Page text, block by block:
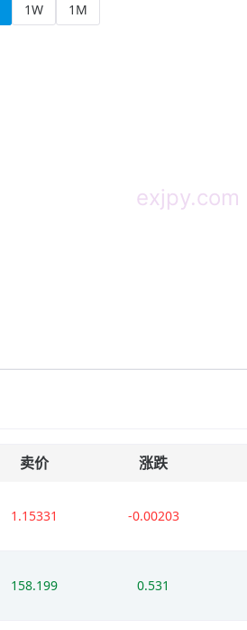
1W 1M
卖价 涨跌
1.15331 -0.00203
158.199 0.531